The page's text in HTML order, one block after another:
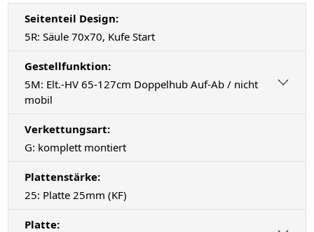
Seitenteil Design:
5R: Säule 70x70, Kufe Start
Gestellfunktion:
5M: Elt.-HV 65-127cm Doppelhub Auf-Ab / nicht
mobil
Verkettungsart:
G: komplett montiert
Plattenstärke:
25: Platte 25mm (KF)
Platte: